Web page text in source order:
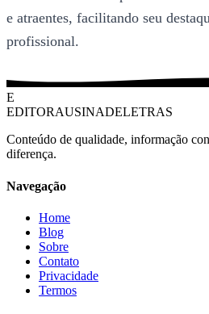
e atraentes, facilitando seu
profissional.
E
EDITORAUSINADELETRAS
Conteúdo de qualidade, informação
diferença.
Navegação
Home
Blog
Sobre
Contato
Privacidade
Termos